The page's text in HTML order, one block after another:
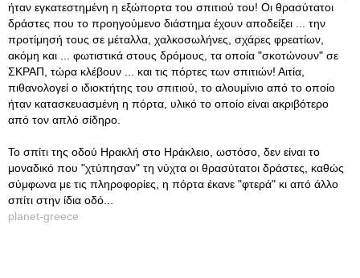
ήταν εγκατεστημένη η εξώπορτα του σπιτιού του! Οι θρασύτατοι
δράστες που το προηγούμενο διάστημα έχουν αποδείξει ... την
προτίμησή τους σε μέταλλα, χαλκοσωλήνες, σχάρες φρεατίων,
ακόμη και ... φωτιστικά στους δρόμους, τα οποία "σκοτώνουν" σε
ΣΚΡΑΠ, τώρα κλέβουν ... και τις πόρτες των σπιτιών! Αιτία,
πιθανολογεί ο ιδιοκτήτης του σπιτιού, το αλουμίνιο από το οποίο
ήταν κατασκευασμένη η πόρτα, υλικό το οποίο είναι ακριβότερο
από τον απλό σίδηρο.
Το σπίτι της οδού Ηρακλή στο Ηράκλειο, ωστόσο, δεν είναι το
μοναδικό που "χτύπησαν" τη νύχτα οι θρασύτατοι δράστες, καθώς
σύμφωνα με τις πληροφορίες, η πόρτα έκανε "φτερά" κι από άλλο
σπίτι στην ίδια οδό...
planet-greece